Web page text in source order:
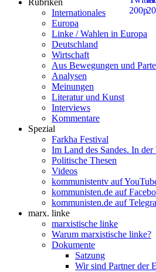
Internationales
Europa
Linke / Wahlen in Europa
Deutschland
Wirtschaft
Aus Bewegungen und
Analysen
Meinungen
Literatur und Kunst
Interviews
Kommentare
Spezial
Farkha Festival
Im Land des Sandes. In der
Politische Thesen
Videos
kommunistentv auf
kommunisten.de auf
kommunisten.de auf
marx. linke
marxistische linke
Warum marxistische linke?
Dokumente
Satzung
Wir sind Partner der